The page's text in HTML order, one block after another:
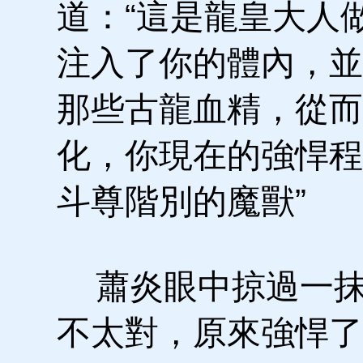
道：“這是龍皇大人
注入了你的體內，
那些古龍血精，從
化，你現在的強悍
斗尊階別的魔獸”
蕭炎眼中掠過一
不太對，原來強悍